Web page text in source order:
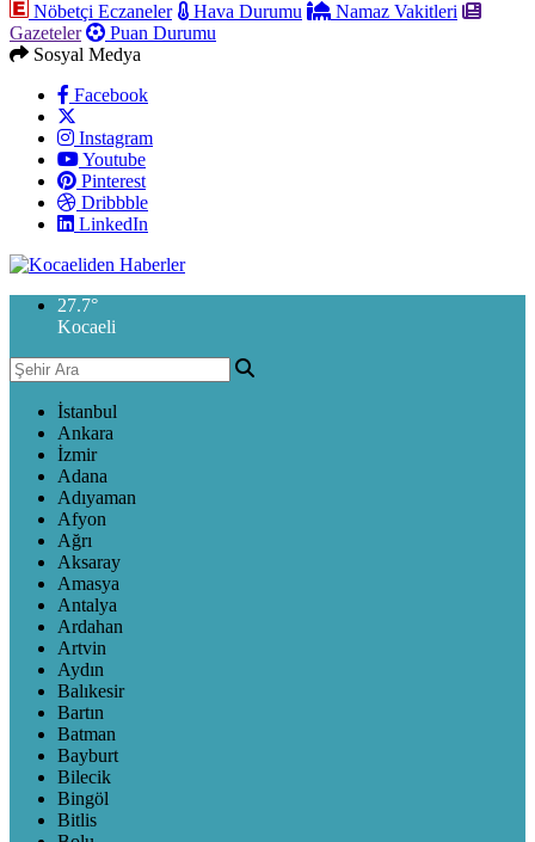
Nöbetçi Eczaneler
Hava Durumu
Namaz Vakitleri
Gazeteler
Puan Durumu
Sosyal Medya
Facebook
Instagram
Youtube
Pinterest
Dribbble
LinkedIn
27.7°
Kocaeli
İstanbul
Ankara
İzmir
Adana
Adıyaman
Afyon
Ağrı
Aksaray
Amasya
Antalya
Ardahan
Artvin
Aydın
Balıkesir
Bartın
Batman
Bayburt
Bilecik
Bingöl
Bitlis